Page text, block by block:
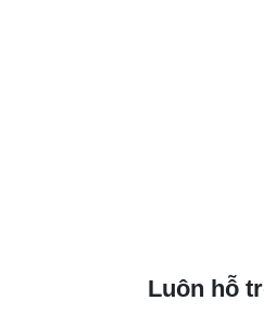
Luôn hỗ